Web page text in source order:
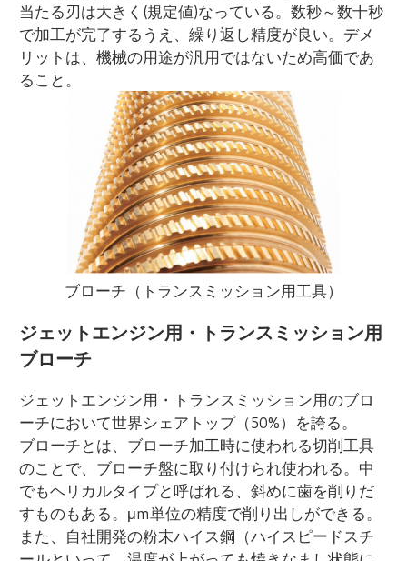
当たる刃は大きく(規定値)なっている。数秒～数十秒
で加工が完了するうえ、繰り返し精度が良い。デメ
リットは、機械の用途が汎用ではないため高価であ
ること。
ブローチ（トランスミッション用工具）
ジェットエンジン用・トランスミッション用
ブローチ
ジェットエンジン用・トランスミッション用のブロ
ーチにおいて世界シェアトップ（50%）を誇る。
ブローチとは、ブローチ加工時に使われる切削工具
のことで、ブローチ盤に取り付けられ使われる。中
でもヘリカルタイプと呼ばれる、斜めに歯を削りだ
すものもある。μm単位の精度で削り出しができる。
また、自社開発の粉末ハイス鋼（ハイスピードスチ